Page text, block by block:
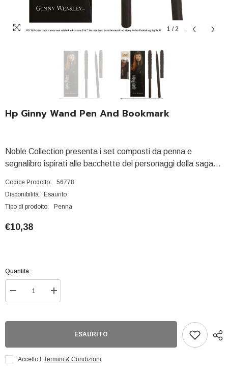
1 / 2
Hp Ginny Wand Pen And Bookmark
Noble Collection presenta i set composti da penna e
segnalibro ispirati alle bacchette dei personaggi della saga...
Codice Prodotto:
56778
Disponibilità
Esaurito
Tipo di prodotto:
Penna
€10,38
Quantità:
Diminuisci
quantità
And
Bookmark
Aumenta
quantità
And
Bookmark
ESAURITO
Accetto I Termini & Condizioni